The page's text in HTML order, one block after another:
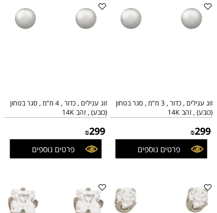
זוג עגילים , כדור , 3 מ"מ , סגר בטחון
(כובע) , זהב 14K
₪299
פרטים נוספים
זוג עגילים , כדור , 4 מ"מ , סגר בטחון
(כובע) , זהב 14K
₪299
פרטים נוספים